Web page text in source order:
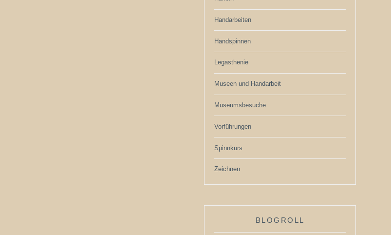
Handarbeiten
Handspinnen
Legasthenie
Museen und Handarbeit
Museumsbesuche
Vorführungen
Spinnkurs
Zeichnen
BLOGROLL